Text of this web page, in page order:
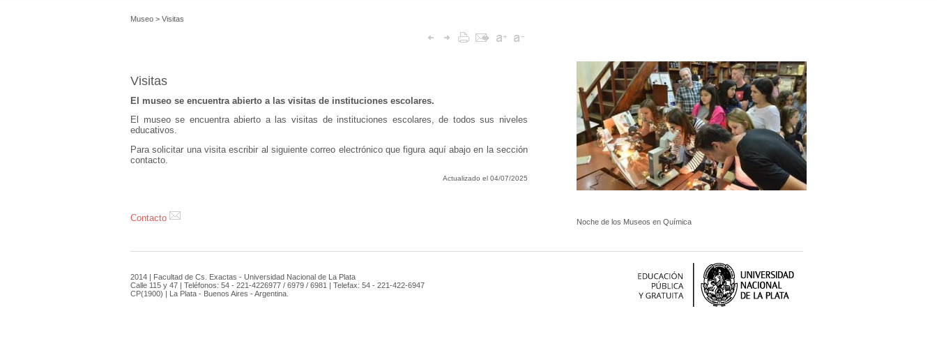
Museo > Visitas
Visitas
El museo se encuentra abierto a las visitas de instituciones escolares.
El museo se encuentra abierto a las visitas de instituciones escolares, de todos sus niveles
educativos.
Para solicitar una visita escribir al siguiente correo electrónico que figura aquí abajo en la sección
contacto.
Actualizado el 04/07/2025
Contacto Noche de los Museos en Química
2014 | Facultad de Cs. Exactas - Universidad Nacional de La Plata
Calle 115 y 47 | Teléfonos: 54 - 221-4226977 / 6979 / 6981 | Telefax: 54 - 221-422-6947
CP(1900) | La Plata - Buenos Aires - Argentina.